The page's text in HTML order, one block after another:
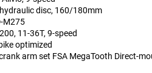
disc, 160/180mm
M275
11-36T, 9-speed
optimized
arm set FSA MegaTooth Direct-